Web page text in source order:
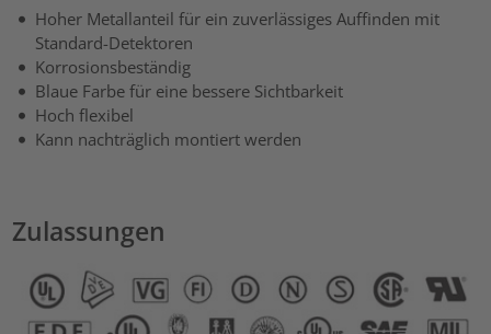
Hoher Metallanteil für ein zuverlässiges Auffinden mit
Standard-Detektoren
Korrosionsbeständig
Blaue Farbe für eine bessere Sichtbarkeit
Hoch flexibel
Kann nachträglich montiert werden
Zulassungen